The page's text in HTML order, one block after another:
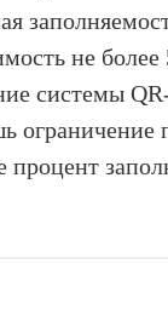
не более
системы
ограничение
процент